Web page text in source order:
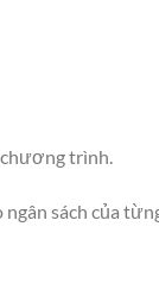
trình.
sách của